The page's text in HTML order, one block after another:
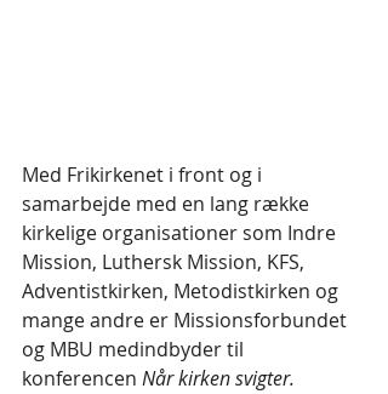
Med Frikirkenet i front og i
samarbejde med en lang række
kirkelige organisationer som Indre
Mission, Luthersk Mission, KFS,
Adventistkirken, Metodistkirken og
mange andre er Missionsforbundet
og MBU medindbyder til
konferencen Når kirken svigter.